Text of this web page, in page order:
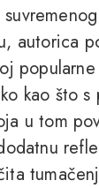
autorica
kao što s
u tom